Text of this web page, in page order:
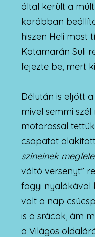
által került a
korábban
hiszen Heli most
Katamarán Suli
fejezte be, mert
Délután is eljött
mivel semmi
motorossal
csapatot
színeinek
váltó versenyt”
fagyi nyalókával
volt a nap
is a srácok, ám
a Világos